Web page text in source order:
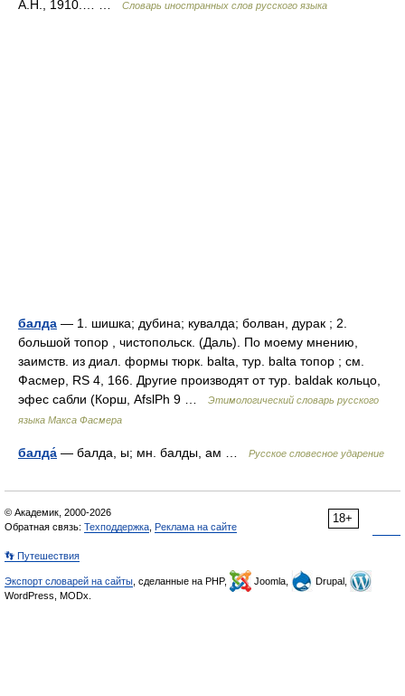
А.Н., 1910.… …
Словарь иностранных слов русского языка
балда — 1. шишка; дубина; кувалда; болван, дурак ; 2.
большой топор , чистопольск. (Даль). По моему мнению,
заимств. из диал. формы тюрк. balta, тур. balta топор ; см.
Фасмер, RS 4, 166. Другие производят от тур. baldak кольцо,
эфес сабли (Корш, AfslPh 9 …
Этимологический словарь русского
языка Макса Фасмера
балда́ — балда, ы; мн. балды, ам … Русское словесное ударение
18+
© Академик, 2000-2026
Обратная связь: Техподдержка Реклама на сайте
👣 Путешествия
Экспорт словарей на сайты , сделанные на PHP, Joomla,
Drupal,
WordPress, MODx.